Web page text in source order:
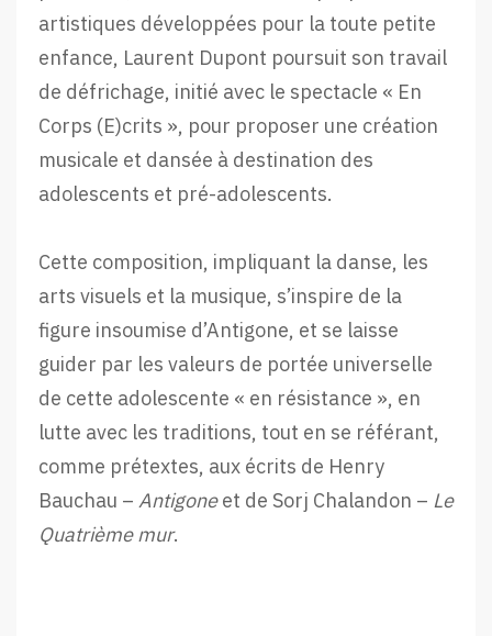
artistiques développées pour la toute petite
enfance, Laurent Dupont poursuit son travail
de défrichage, initié avec le spectacle « En
Corps (E)crits », pour proposer une création
musicale et dansée à destination des
adolescents et pré-adolescents.
Cette composition, impliquant la danse, les
arts visuels et la musique, s’inspire de la
figure insoumise d’Antigone, et se laisse
guider par les valeurs de portée universelle
de cette adolescente « en résistance », en
lutte avec les traditions, tout en se référant,
comme prétextes, aux écrits de Henry
Bauchau – Antigoneet de Sorj Chalandon – Le
Quatrième mur.